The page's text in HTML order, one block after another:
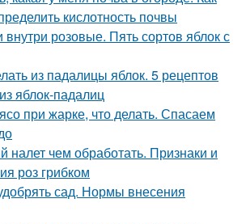
кислотность почвы
розовые. Пять сортов яблок с
из падалицы яблок. 5 рецептов
яблок-падалиц
при жарке, что делать. Спасаем
налет чем обработать. Признаки и
роз грибком
сад. Нормы внесения